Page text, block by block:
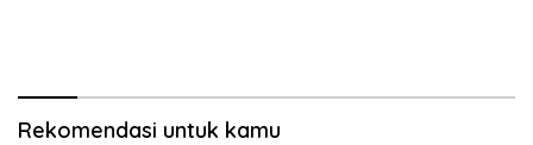
Rekomendasi untuk kamu